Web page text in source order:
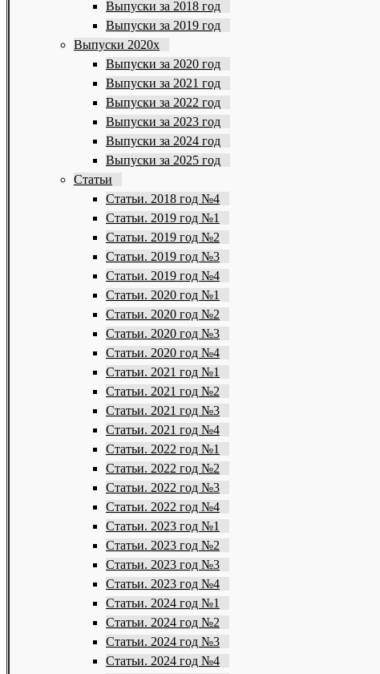
Выпуски за 2018 год
Выпуски за 2019 год
Выпуски 2020х
Выпуски за 2020 год
Выпуски за 2021 год
Выпуски за 2022 год
Выпуски за 2023 год
Выпуски за 2024 год
Выпуски за 2025 год
Статьи
Статьи. 2018 год №4
Статьи. 2019 год №1
Статьи. 2019 год №2
Статьи. 2019 год №3
Статьи. 2019 год №4
Статьи. 2020 год №1
Статьи. 2020 год №2
Статьи. 2020 год №3
Статьи. 2020 год №4
Статьи. 2021 год №1
Статьи. 2021 год №2
Статьи. 2021 год №3
Статьи. 2021 год №4
Статьи. 2022 год №1
Статьи. 2022 год №2
Статьи. 2022 год №3
Статьи. 2022 год №4
Статьи. 2023 год №1
Статьи. 2023 год №2
Статьи. 2023 год №3
Статьи. 2023 год №4
Статьи. 2024 год №1
Статьи. 2024 год №2
Статьи. 2024 год №3
Статьи. 2024 год №4